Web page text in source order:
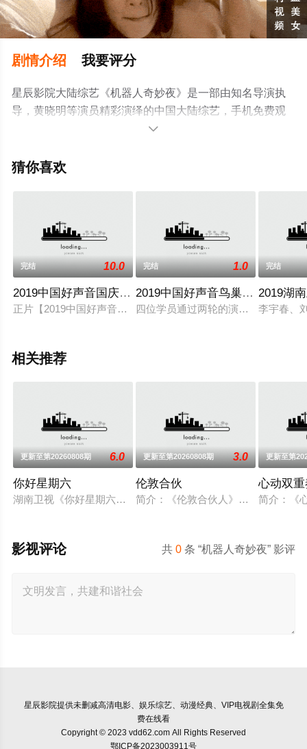
剧情介绍 我要评分
星辰影院大陆综艺《机器人奇妙夜》是一部由知名导演执
导，黄晓明等演员精彩演绎的中国大陆综艺，手机免费观
看高清无删减完整版综艺节目就上星辰影视，更多相关信

猜你喜欢
完结 10.0
2019中国好声音国庆演唱会
正片【2019中国好声音】国庆演唱会：李荣浩应景红西装演唱
完结 1.0
2019中国好声音鸟巢巅峰之夜
四位学员通过两轮的演唱累积现场
完结
2019湖
李宇春、
相关推荐
更新至第20260808期 6.0
你好星期六
湖南卫视《你好星期六》2022年1月1日起与你相约每周六20：
更新至第20260808期 3.0
伦敦合伙
简介：《伦敦合伙人》是由湖南卫视
更新至第
心动双
简介：《
共0 条 “机器人奇妙夜” 影评
影视评论
星辰影院提供未删减高清电影、娱乐综艺、动漫经典、VIP电视剧全集免
费在线看
Copyright © 2023 vdd62.com All Rights Reserved
鄂ICP备2023003911号